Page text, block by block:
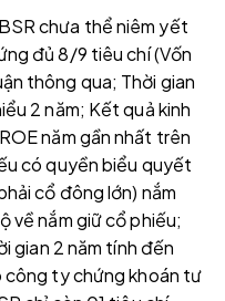
chưa thể niêm yết
đủ 8/9 tiêu chí (Vốn
thông qua; Thời gian
2 năm; Kết quả kinh
năm gần nhất trên
có quyền biểu quyết
cổ đông lớn) nắm
về nắm giữ cổ phiếu;
gian 2 năm tính đến
công ty chứng khoán tư